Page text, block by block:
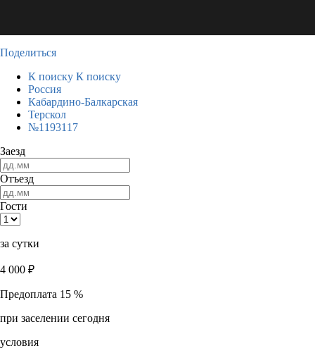
Поделиться
К поиску К поиску
Россия
Кабардино-Балкарская
Терскол
№1193117
Заезд
Отъезд
Гости
за сутки
4 000 ₽
Предоплата 15 %
при заселении сегодня
условия